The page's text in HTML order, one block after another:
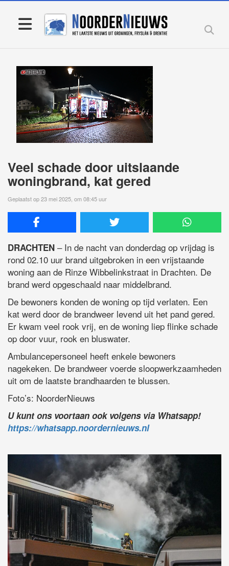
Veel schade door uitslaande
woningbrand, kat gered
Geplaatst op 23 mei 2025, om 08:45 uur
DRACHTEN – In de nacht van donderdag op vrijdag is
rond 02.10 uur brand uitgebroken in een vrijstaande
woning aan de Rinze Wibbelinkstraat in Drachten. De
brand werd opgeschaald naar middelbrand.
De bewoners konden de woning op tijd verlaten. Een
kat werd door de brandweer levend uit het pand gered.
Er kwam veel rook vrij, en de woning liep flinke schade
op door vuur, rook en bluswater.
Ambulancepersoneel heeft enkele bewoners
nagekeken. De brandweer voerde sloopwerkzaamheden
uit om de laatste brandhaarden te blussen.
Foto’s: NoorderNieuws
U kunt ons voortaan ook volgens via Whatsapp!
https://whatsapp.noordernieuws.nl